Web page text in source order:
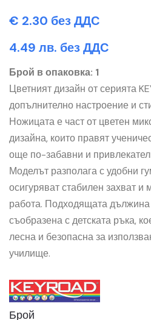
€ 2.30 без ДДС
4.49 лв. без ДДС
Брой в опаковка: 1
Цветният дизайн от серията
допълнително настроение и
Ножицата е част от цветен
дизайна, които правят
още по-забавни и
Моделът разполага с удобни
осигуряват стабилен захват
работа. Подходящата
съобразена с детската ръка,
лесна и безопасна за
училище.
Брой